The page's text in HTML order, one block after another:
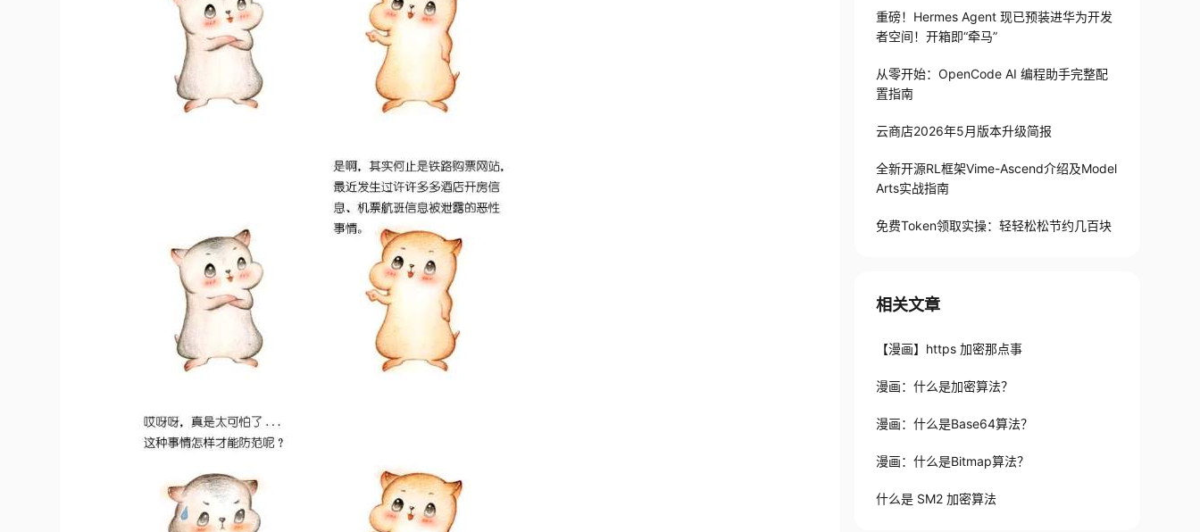
重磅！Hermes Agent 现已预装进华为开发
者空间！开箱即“牵马”
从零开始：OpenCode AI 编程助手完整配
置指南
云商店2026年5月版本升级简报
全新开源RL框架Vime-Ascend介绍及Model
Arts实战指南
免费Token领取实操：轻轻松松节约几百块
相关文章
【漫画】https 加密那点事
漫画：什么是加密算法？
漫画：什么是Base64算法？
漫画：什么是Bitmap算法？
什么是 SM2 加密算法